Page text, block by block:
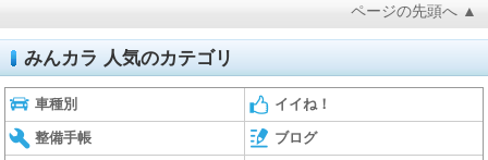
ページの先頭へ ▲
みんカラ 人気のカテゴリ
車種別 イイね！
整備手帳 ブログ